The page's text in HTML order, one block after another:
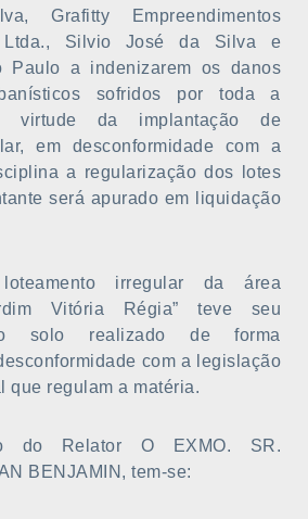
Grafitty Empreendimentos
Ltda., Silvio José da Silva e
Paulo a indenizarem os danos
sofridos por toda a
virtude da implantação de
em desconformidade com a
a regularização dos lotes
será apurado em liquidação
irregular da área
Vitória Régia” teve seu
solo realizado de forma
com a legislação
que regulam a matéria.
do Relator O EXMO. SR.
BENJAMIN, tem-se: